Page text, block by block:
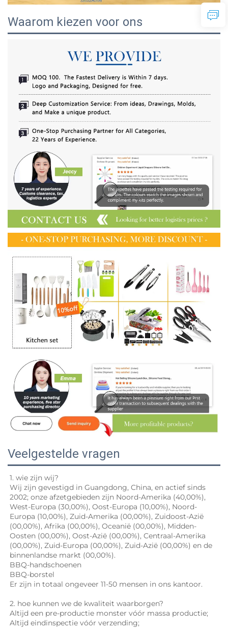
Waarom kiezen voor ons
Veelgestelde vragen
1. wie zijn wij?
Wij zijn gevestigd in Guangdong, China, en actief sinds
2002; onze afzetgebieden zijn Noord-Amerika (40,00%),
West-Europa (30,00%), Oost-Europa (10,00%), Noord-
Europa (10,00%), Zuid-Amerika (00,00%), Zuidoost-Azië
(00,00%), Afrika (00,00%), Oceanië (00,00%), Midden-
Oosten (00,00%), Oost-Azië (00,00%), Centraal-Amerika
(00,00%), Zuid-Europa (00,00%), Zuid-Azië (00,00%) en de
binnenlandse markt (00,00%).
BBQ-handschoenen
BBQ-borstel
Er zijn in totaal ongeveer 11-50 mensen in ons kantoor.
2. hoe kunnen we de kwaliteit waarborgen?
Altijd een pre-productie monster vóór massa productie;
Altijd eindinspectie vóór verzending;